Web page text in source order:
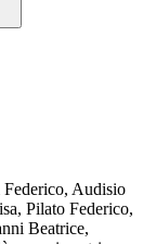
Federico, Audisio
Pilato Federico,
Beatrice,